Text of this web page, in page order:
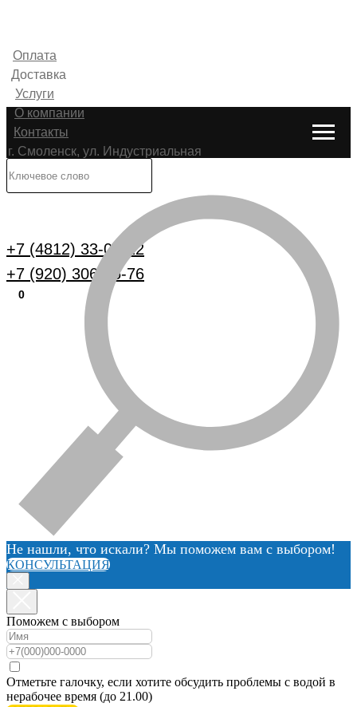
Оплата
Доставка
Услуги
О компании
Контакты
г. Смоленск, ул. Индустриальная
+7 (4812) 33-00-22
+7 (920) 306-25-76
0
Не нашли, что искали? Мы поможем вам с выбором!
КОНСУЛЬТАЦИЯ
Поможем с выбором
Отметьте галочку, если хотите обсудить проблемы с водой в
нерабочее время (до 21.00)